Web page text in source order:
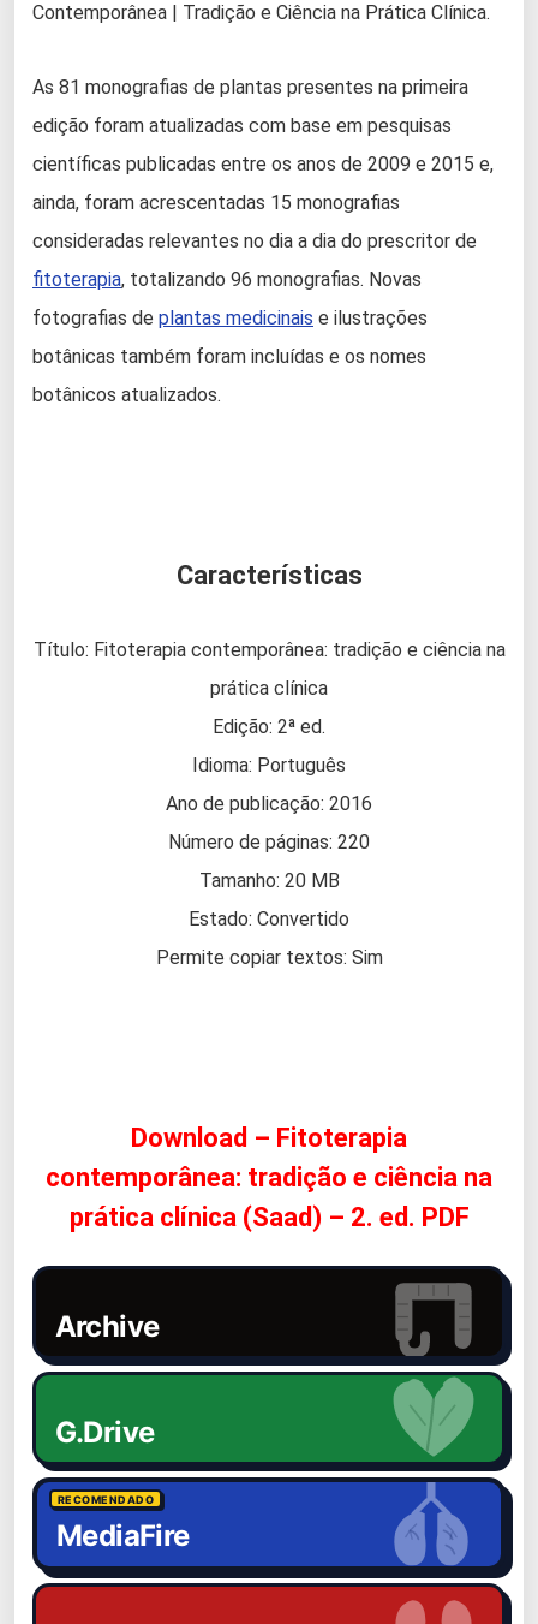
Contemporânea | Tradição e Ciência na Prática Clínica.
As 81 monografias de plantas presentes na primeira
edição foram atualizadas com base em pesquisas
científicas publicadas entre os anos de 2009 e 2015 e,
ainda, foram acrescentadas 15 monografias
consideradas relevantes no dia a dia do prescritor de
fitoterapia, totalizando 96 monografias. Novas
fotografias de plantas medicinais e ilustrações
botânicas também foram incluídas e os nomes
botânicos atualizados.
Características
Título: Fitoterapia contemporânea: tradição e ciência na
prática clínica
Edição: 2ª ed.
Idioma: Português
Ano de publicação: 2016
Número de páginas: 220
Tamanho: 20 MB
Estado: Convertido
Permite copiar textos: Sim
Download – Fitoterapia
contemporânea: tradição e ciência na
prática clínica (Saad) – 2. ed. PDF
Archive
G.Drive
RECOMENDADO
MediaFire